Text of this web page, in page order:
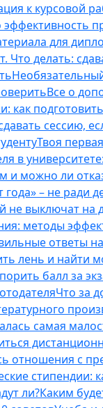
к курсовой
для
делать:
Все о
как
сессию,
Твоя
в
и можно ли
– не ради
не выключат на
методы
ответы
лень и найти
балл за
Что за
самая
отношения с
стипендии:
ли?Каким